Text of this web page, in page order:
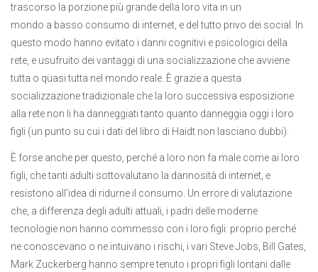
trascorso la porzione più grande della loro vita in un
mondo a basso consumo di internet, e del tutto privo dei social. In
questo modo hanno evitato i danni cognitivi e psicologici della
rete, e usufruito dei vantaggi di una socializzazione che avviene
tutta o quasi tutta nel mondo reale. È grazie a questa
socializzazione tradizionale che la loro successiva esposizione
alla rete non li ha danneggiati tanto quanto danneggia oggi i loro
figli (un punto su cui i dati del libro di Haidt non lasciano dubbi).
È forse anche per questo, perché a loro non fa male come ai loro
figli, che tanti adulti sottovalutano la dannosità di internet, e
resistono all’idea di ridurne il consumo. Un errore di valutazione
che, a differenza degli adulti attuali, i padri delle moderne
tecnologie non hanno commesso con i loro figli: proprio perché
ne conoscevano o ne intuivano i rischi, i vari Steve Jobs, Bill Gates,
Mark Zuckerberg hanno sempre tenuto i propri figli lontani dalle